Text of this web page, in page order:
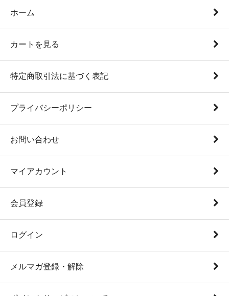
ホーム
カートを見る
特定商取引法に基づく表記
プライバシーポリシー
お問い合わせ
マイアカウント
会員登録
ログイン
メルマガ登録・解除